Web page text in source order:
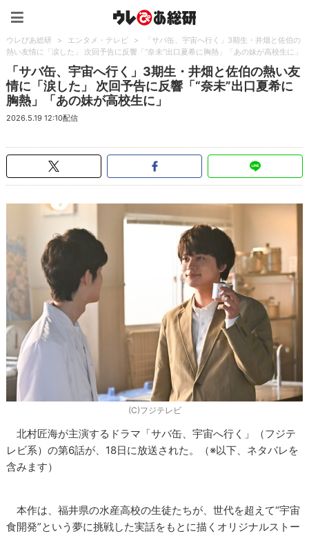
ウレぴあ総研 > エンタメ・テレビ >
「サバ缶、宇宙へ行く」3期生・井畑と佐伯の
熱い友情に「涙した」 次回予告に反響「“奈未”出口夏希に胸熱」「あの妹が高校生に」
「サバ缶、宇宙へ行く」3期生・井畑と佐伯の熱い友
情に「涙した」 次回予告に反響「“奈未”出口夏希に
胸熱」「あの妹が高校生に」
2026.5.19 12:10配信
(C)フジテレビ
北村匠海が主演するドラマ「サバ缶、宇宙へ行く」（フジテ
レビ系）の第6話が、18日に放送された。（※以下、ネタバレを
含みます）
本作は、福井県の水産高校の生徒たちが、世代を超えて“宇宙
食開発”という夢に挑戦した実話をもとに描くオリジナルストー